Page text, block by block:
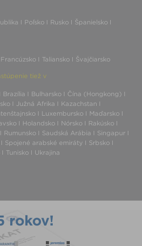
Poľsko Rusko
Španielsko
Francúzsko Taliansko Švajčiarsko
tiež v
Brazília Bulharsko
Čína (Hongkong)
Južná Afrika
Kazachstan
Luxembursko
Maďarsko
Holandsko Nórsko
Rakúsko
Rumunsko Saudská Arábia
Singapur
Spojené arabské emiráty
Srbsko
Tunisko Ukrajina
rokov!